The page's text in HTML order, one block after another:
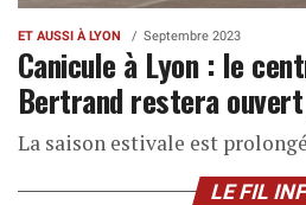
ET AUSSI À LYON Septembre 2023
Canicule à Lyon : le
Bertrand restera
La saison estivale est
LE FIL